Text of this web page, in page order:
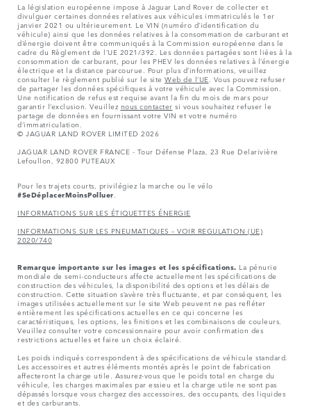
La législation européenne impose à Jaguar Land Rover de collecter et
divulguer certaines données relatives aux véhicules immatriculés le 1er
janvier 2021 ou ultérieurement. Le VIN (numéro d’identification du
véhicule) ainsi que les données relatives à la consommation de carburant et
d’énergie doivent être communiqués à la Commission européenne dans le
cadre du Règlement de l’UE 2021/392. Les données partagées sont liées à la
consommation de carburant, pour les PHEV les données relatives à l’énergie
électrique et la distance parcourue. Pour plus d’informations, veuillez
consulter le règlement publié sur le site Web de l’UE. Vous pouvez refuser
de partager les données spécifiques à votre véhicule avec la Commission.
Une notification de refus est requise avant la fin du mois de mars pour
garantir l’exclusion. Veuillez nous contacter si vous souhaitez refuser le
partage de données en fournissant votre VIN et votre numéro
d’immatriculation.
© JAGUAR LAND ROVER LIMITED 2026
JAGUAR LAND ROVER FRANCE - Tour Défense Plaza, 23 Rue Delarivière
Lefoullon, 92800 PUTEAUX
Pour les trajets courts, privilégiez la marche ou le vélo
#SeDéplacerMoinsPolluer.
INFORMATIONS SUR LES ÉTIQUETTES ÉNERGIE
INFORMATIONS SUR LES PNEUMATIQUES – VOIR REGULATION (UE)
2020/740
Remarque importante sur les images et les spécifications. La pénurie
mondiale de semi-conducteurs affecte actuellement les spécifications de
construction des véhicules, la disponibilité des options et les délais de
construction. Cette situation s’avère très fluctuante, et par conséquent, les
images utilisées actuellement sur le site Web peuvent ne pas refléter
entièrement les spécifications actuelles en ce qui concerne les
caractéristiques, les options, les finitions et les combinaisons de couleurs.
Veuillez consulter votre concessionnaire pour avoir confirmation des
restrictions actuelles et faire un choix éclairé.
Les poids indiqués correspondent à des spécifications de véhicule standard.
Les accessoires et autres éléments montés après le point de fabrication
affecteront la charge utile. Assurez-vous que le poids total en charge du
véhicule, les charges maximales par essieu et la charge utile ne sont pas
dépassés lorsque vous chargez des accessoires, des occupants, des liquides
et des carburants.